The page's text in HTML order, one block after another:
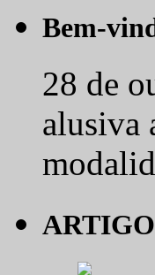
Bem-
28 de
alusiva